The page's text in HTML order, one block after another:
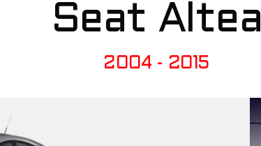
Seat Altea
2004 - 2015